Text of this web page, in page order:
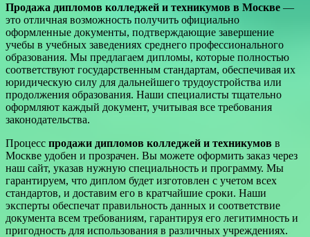
Продажа дипломов колледжей и техникумов в Москве —
это отличная возможность получить официально
оформленные документы, подтверждающие завершение
учебы в учебных заведениях среднего профессионального
образования. Мы предлагаем дипломы, которые полностью
соответствуют государственным стандартам, обеспечивая их
юридическую силу для дальнейшего трудоустройства или
продолжения образования. Наши специалисты тщательно
оформляют каждый документ, учитывая все требования
законодательства.
Процесс продажи дипломов колледжей и техникумов в
Москве удобен и прозрачен. Вы можете оформить заказ через
наш сайт, указав нужную специальность и программу. Мы
гарантируем, что диплом будет изготовлен с учетом всех
стандартов, и доставим его в кратчайшие сроки. Наши
эксперты обеспечат правильность данных и соответствие
документа всем требованиям, гарантируя его легитимность и
пригодность для использования в различных учреждениях.